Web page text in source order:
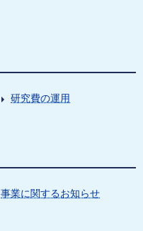
研究費の運用
事業に関するお知らせ